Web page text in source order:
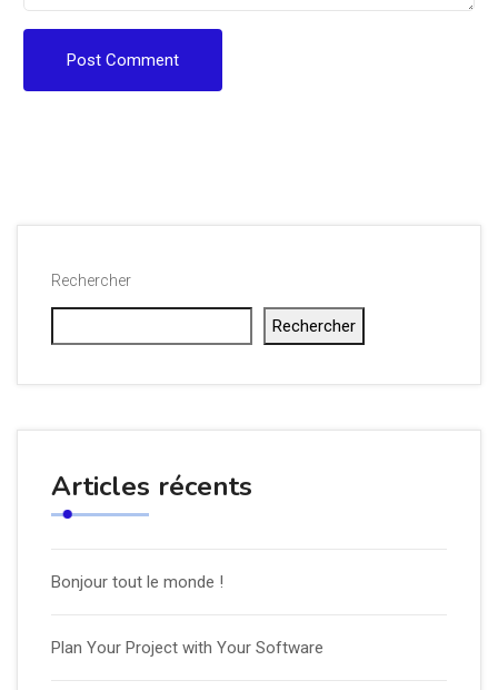
Post Comment
Rechercher
Rechercher
Articles récents
Bonjour tout le monde !
Plan Your Project with Your Software